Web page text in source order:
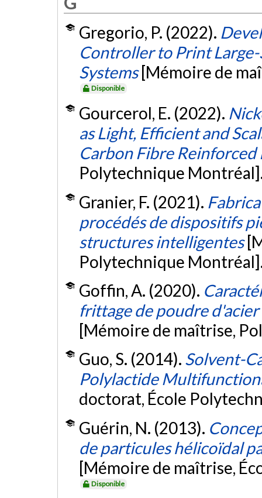
Gregorio, P. (2022).
Controller to Print
Systems [Mémoire de
Disponible
Gourcerol, E. (2022).
as Light, Efficient and
Carbon Fibre Reinforced
Polytechnique
Granier, F. (2021).
procédés de dispositifs
structures intelligentes
Polytechnique
Goffin, A. (2020).
frittage de poudre
[Mémoire de maîtrise,
Guo, S. (2014). Solvent-
Polylactide
doctorat, École
Guérin, N. (2013).
de particules hélicoïdal
[Mémoire de maîtrise,
Disponible